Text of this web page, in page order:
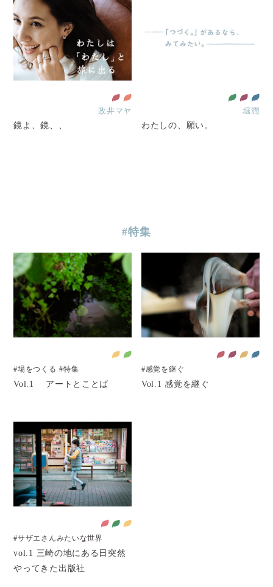
政井マヤ
鏡よ、鏡、、
堀潤
わたしの、願い。
#特集
#場をつくる #特集
Vol.1 アートとことば
#感覚を継ぐ
Vol.1 感覚を継ぐ
#サザエさんみたいな世界
vol.1 三崎の地にある日突然
やってきた出版社